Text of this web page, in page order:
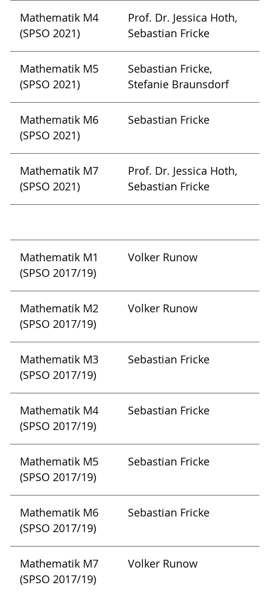
Mathematik M4
(SPSO 2021)
Prof. Dr. Jessica Hoth,
Sebastian Fricke
Mathematik M5
(SPSO 2021)
Sebastian Fricke,
Stefanie Braunsdorf
Mathematik M6
(SPSO 2021)
Sebastian Fricke
Mathematik M7
(SPSO 2021)
Prof. Dr. Jessica Hoth,
Sebastian Fricke
Mathematik M1
(SPSO 2017/19)
Volker Runow
Mathematik M2
(SPSO 2017/19)
Volker Runow
Mathematik M3
(SPSO 2017/19)
Sebastian Fricke
Mathematik M4
(SPSO 2017/19)
Sebastian Fricke
Mathematik M5
(SPSO 2017/19)
Sebastian Fricke
Mathematik M6
(SPSO 2017/19)
Sebastian Fricke
Mathematik M7
(SPSO 2017/19)
Volker Runow